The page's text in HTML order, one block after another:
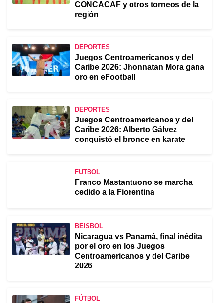
CONCACAF y otros torneos de la
región
DEPORTES
Juegos Centroamericanos y del
Caribe 2026: Jhonnatan Mora gana
oro en eFootball
DEPORTES
Juegos Centroamericanos y del
Caribe 2026: Alberto Gálvez
conquistó el bronce en karate
FUTBOL
Franco Mastantuono se marcha
cedido a la Fiorentina
BEISBOL
Nicaragua vs Panamá, final inédita
por el oro en los Juegos
Centroamericanos y del Caribe
2026
FÚTBOL